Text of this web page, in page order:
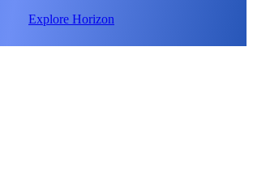
Explore Horizon